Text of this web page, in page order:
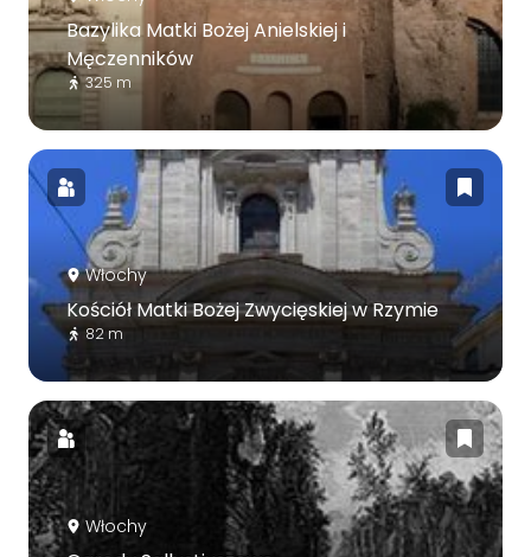
Bazylika Matki Bożej Anielskiej i
Męczenników
325 m
Włochy
Kościół Matki Bożej Zwycięskiej w Rzymie
82 m
Włochy